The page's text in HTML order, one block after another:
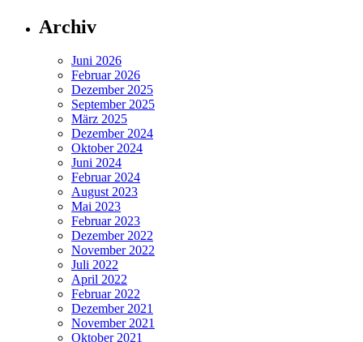
Archiv
Juni 2026
Februar 2026
Dezember 2025
September 2025
März 2025
Dezember 2024
Oktober 2024
Juni 2024
Februar 2024
August 2023
Mai 2023
Februar 2023
Dezember 2022
November 2022
Juli 2022
April 2022
Februar 2022
Dezember 2021
November 2021
Oktober 2021